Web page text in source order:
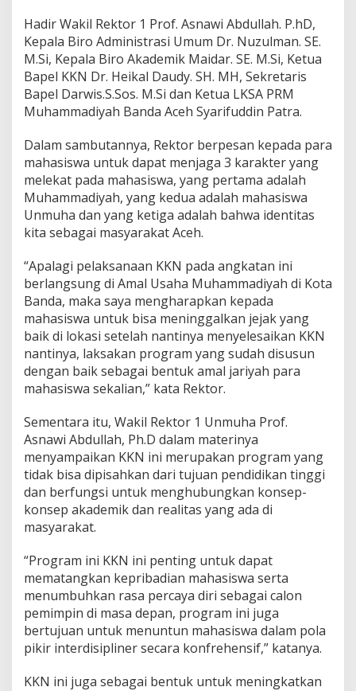
Hadir Wakil Rektor 1 Prof. Asnawi Abdullah. P.hD,
Kepala Biro Administrasi Umum Dr. Nuzulman. SE.
M.Si, Kepala Biro Akademik Maidar. SE. M.Si, Ketua
Bapel KKN Dr. Heikal Daudy. SH. MH, Sekretaris
Bapel Darwis.S.Sos. M.Si dan Ketua LKSA PRM
Muhammadiyah Banda Aceh Syarifuddin Patra.
Dalam sambutannya, Rektor berpesan kepada para
mahasiswa untuk dapat menjaga 3 karakter yang
melekat pada mahasiswa, yang pertama adalah
Muhammadiyah, yang kedua adalah mahasiswa
Unmuha dan yang ketiga adalah bahwa identitas
kita sebagai masyarakat Aceh.
“Apalagi pelaksanaan KKN pada angkatan ini
berlangsung di Amal Usaha Muhammadiyah di Kota
Banda, maka saya mengharapkan kepada
mahasiswa untuk bisa meninggalkan jejak yang
baik di lokasi setelah nantinya menyelesaikan KKN
nantinya, laksakan program yang sudah disusun
dengan baik sebagai bentuk amal jariyah para
mahasiswa sekalian,” kata Rektor.
Sementara itu, Wakil Rektor 1 Unmuha Prof.
Asnawi Abdullah, Ph.D dalam materinya
menyampaikan KKN ini merupakan program yang
tidak bisa dipisahkan dari tujuan pendidikan tinggi
dan berfungsi untuk menghubungkan konsep-
konsep akademik dan realitas yang ada di
masyarakat.
“Program ini KKN ini penting untuk dapat
mematangkan kepribadian mahasiswa serta
menumbuhkan rasa percaya diri sebagai calon
pemimpin di masa depan, program ini juga
bertujuan untuk menuntun mahasiswa dalam pola
pikir interdisipliner secara konfrehensif,” katanya.
KKN ini juga sebagai bentuk untuk meningkatkan